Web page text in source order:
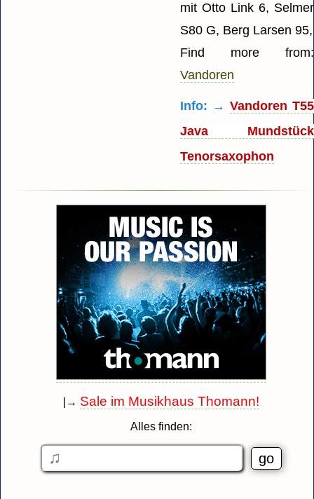
mit Otto Link 6, Selmer
S80 G, Berg Larsen 95,
Find more from:
Vandoren
Info: →Vandoren T55
Java Mundstück
Tenorsaxophon
|→ Sale im Musikhaus Thomann!
Alles finden: